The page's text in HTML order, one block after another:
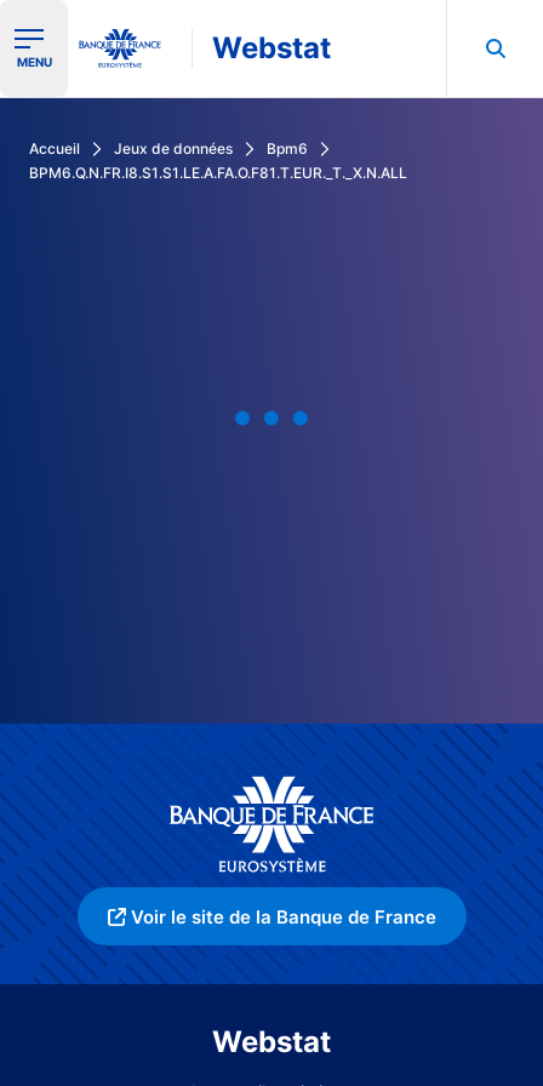
Ouvrir le menu de navigation
MENU Webstat
Accueil Jeux de données
Bpm6
BPM6.Q.N.FR.I8.S1.S1.LE.A.FA.O.F81.T.EUR._T._X.N.ALL
Voir le site de la Banque de France
Webstat